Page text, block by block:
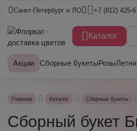
Санкт-Петербург и ЛО +7 (812) 425-
Каталог
Акции Сборные букетыРозы
Главная Каталог Сборные букеты
Сборный букет